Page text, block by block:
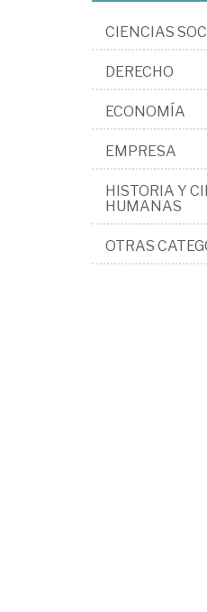
CIENCIAS
DERECHO
ECONOMÍA
EMPRESA
HISTORIA Y
HUMANAS
OTRAS